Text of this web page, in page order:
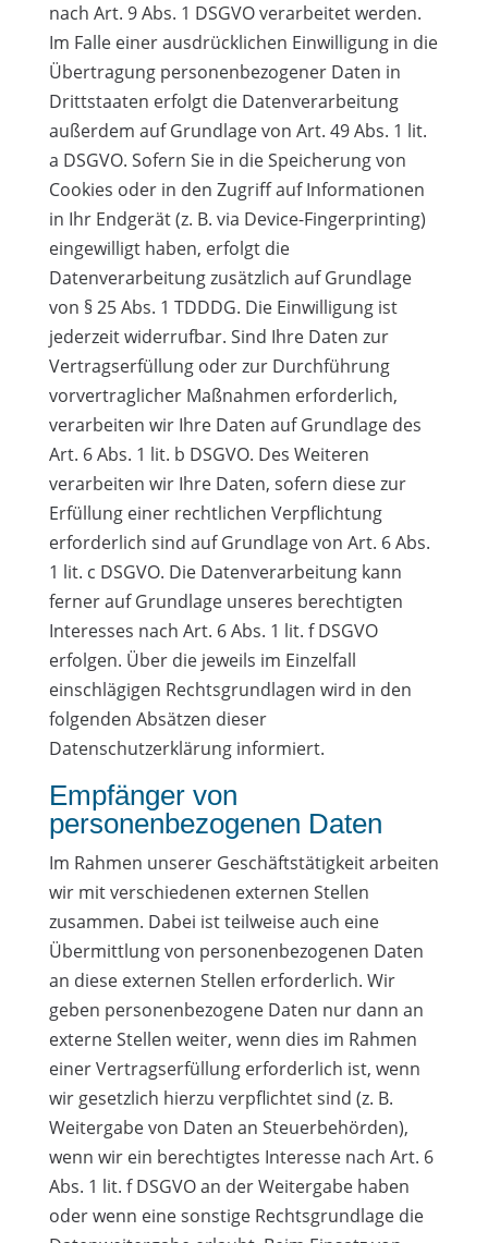
nach Art. 9 Abs. 1 DSGVO verarbeitet werden.
Im Falle einer ausdrücklichen Einwilligung in die
Übertragung personenbezogener Daten in
Drittstaaten erfolgt die Datenverarbeitung
außerdem auf Grundlage von Art. 49 Abs. 1 lit.
a DSGVO. Sofern Sie in die Speicherung von
Cookies oder in den Zugriff auf Informationen
in Ihr Endgerät (z. B. via Device-Fingerprinting)
eingewilligt haben, erfolgt die
Datenverarbeitung zusätzlich auf Grundlage
von § 25 Abs. 1 TDDDG. Die Einwilligung ist
jederzeit widerrufbar. Sind Ihre Daten zur
Vertragserfüllung oder zur Durchführung
vorvertraglicher Maßnahmen erforderlich,
verarbeiten wir Ihre Daten auf Grundlage des
Art. 6 Abs. 1 lit. b DSGVO. Des Weiteren
verarbeiten wir Ihre Daten, sofern diese zur
Erfüllung einer rechtlichen Verpflichtung
erforderlich sind auf Grundlage von Art. 6 Abs.
1 lit. c DSGVO. Die Datenverarbeitung kann
ferner auf Grundlage unseres berechtigten
Interesses nach Art. 6 Abs. 1 lit. f DSGVO
erfolgen. Über die jeweils im Einzelfall
einschlägigen Rechtsgrundlagen wird in den
folgenden Absätzen dieser
Datenschutzerklärung informiert.
Empfänger von
personenbezogenen Daten
Im Rahmen unserer Geschäftstätigkeit arbeiten
wir mit verschiedenen externen Stellen
zusammen. Dabei ist teilweise auch eine
Übermittlung von personenbezogenen Daten
an diese externen Stellen erforderlich. Wir
geben personenbezogene Daten nur dann an
externe Stellen weiter, wenn dies im Rahmen
einer Vertragserfüllung erforderlich ist, wenn
wir gesetzlich hierzu verpflichtet sind (z. B.
Weitergabe von Daten an Steuerbehörden),
wenn wir ein berechtigtes Interesse nach Art. 6
Abs. 1 lit. f DSGVO an der Weitergabe haben
oder wenn eine sonstige Rechtsgrundlage die